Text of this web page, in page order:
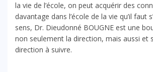
la vie de l’école, on peut acquérir des
davantage dans l’école de la vie qu’il faut
sens, Dr. Dieudonné BOUGNE est une
non seulement la direction, mais aussi et
direction à suivre.